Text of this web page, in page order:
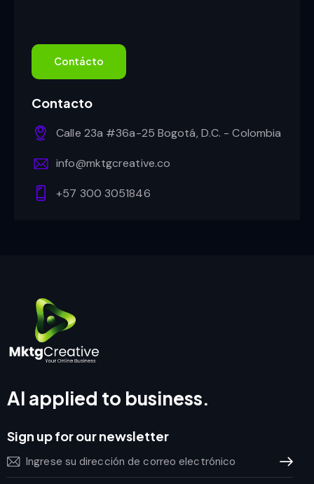
Contacto
Calle 23a #36a-25 Bogotá, D.C. - Colombia
info@mktgcreative.co
+57 300 3051846
AI applied to business.
Sign up for our newsletter